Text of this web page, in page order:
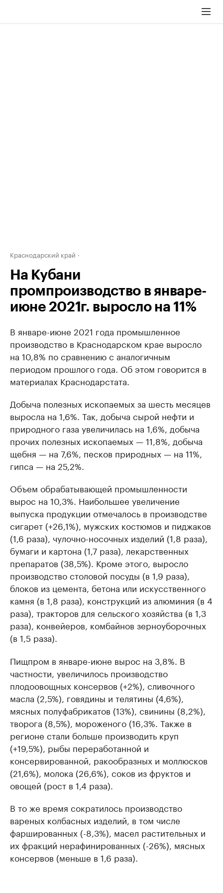
Краснодарский край
На Кубани
промпроизводство в январе-
июне 2021г. выросло на 11%
В январе-июне 2021 года промышленное
производство в Краснодарском крае выросло
на 10,8% по сравнению с аналогичным
периодом прошлого года. Об этом говорится в
материалах Краснодарстата.
Добыча полезных ископаемых за шесть месяцев
выросла на 1,6%. Так, добыча сырой нефти и
природного газа увеличилась на 1,6%, добыча
прочих полезных ископаемых — 11,8%, добыча
щебня — на 7,6%, песков природных — на 11%,
гипса — на 25,2%.
Объем обрабатывающей промышленности
вырос на 10,3%. Наибольшее увеличение
выпуска продукции отмечалось в производстве
сигарет (+26,1%), мужских костюмов и пиджаков
(1,6 раза), чулочно-носочных изделий (1,8 раза),
бумаги и картона (1,7 раза), лекарственных
препаратов (38,5%). Кроме этого, выросло
производство столовой посуды (в 1,9 раза),
блоков из цемента, бетона или искусственного
камня (в 1,8 раза), конструкций из алюминия (в 4
раза), тракторов для сельского хозяйства (в 1,3
раза), конвейеров, комбайнов зерноуборочных
(в 1,5 раза).
Пищпром в январе-июне вырос на 3,8%. В
частности, увеличилось производство
плодоовощных консервов (+2%), сливочного
масла (2,5%), говядины и телятины (4,6%),
мясных полуфабрикатов (13%), свинины (8,2%),
творога (8,5%), мороженого (16,3%. Также в
регионе стали больше производить круп
(+19,5%), рыбы переработанной и
консервированной, ракообразных и моллюсков
(21,6%), молока (26,6%), соков из фруктов и
овощей (рост в 1,4 раза).
В то же время сократилось производство
вареных колбасных изделий, в том числе
фаршированных (-8,3%), масел растительных и
их фракций нерафинированных (-26%), мясных
консервов (меньше в 1,6 раза).